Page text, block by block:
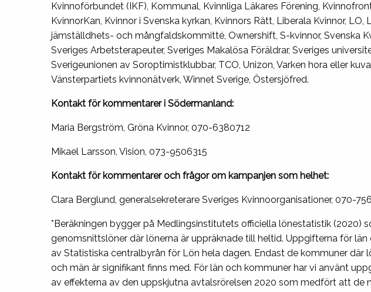
Kvinnoförbundet (IKF), Kommunal, Kvinnliga Läkares Förening,
KvinnorKan, Kvinnor i Svenska kyrkan, Kvinnors Rätt, Liberala Kvinnor,
jämställdhets- och mångfaldskommitté, Ownershift, S-kvinnor, Svenska
Sveriges Arbetsterapeuter, Sveriges Makalösa Föräldrar, Sveriges
Sverigeunionen av Soroptimistklubbar, TCO, Unizon, Varken hora eller
Vänsterpartiets kvinnonätverk, Winnet Sverige, Östersjöfred.
Kontakt för kommentarer i Södermanland:
Maria Bergström, Gröna Kvinnor, 070-6380712
Mikael Larsson, Vision, 073-9506315
Kontakt för kommentarer och frågor om kampanjen som helhet:
Clara Berglund, generalsekreterare Sveriges Kvinnoorganisationer, 070-
*Beräkningen bygger på Medlingsinstitutets officiella lönestatistik (2020)
genomsnittslöner där lönerna är uppräknade till heltid. Uppgifterna för
av Statistiska centralbyrån för Lön hela dagen. Endast de kommuner där
och män är signifikant finns med. För län och kommuner har vi använt
av effekterna av den uppskjutna avtalsrörelsen 2020 som medfört att de